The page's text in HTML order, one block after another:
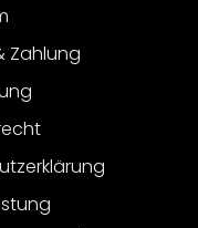
Zahlung